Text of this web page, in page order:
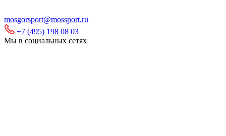
mosgorsport@mossport.ru
+7 (495) 198 08 03
Мы в социальных сетях